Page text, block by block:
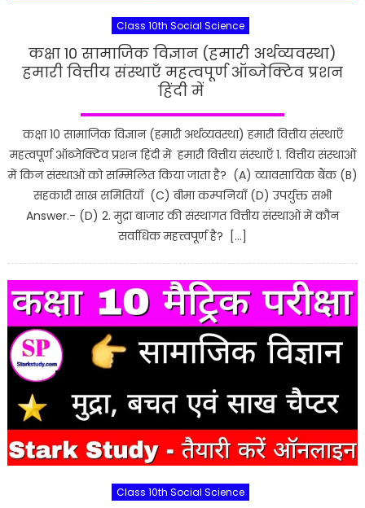
Class 10th Social Science
कक्षा 10 सामाजिक विज्ञान (हमारी अर्थव्यवस्था)
हमारी वित्तीय संस्थाएँ महत्वपूर्ण ऑब्जेक्टिव प्रशन
हिंदी में
कक्षा 10 सामाजिक विज्ञान (हमारी अर्थव्यवस्था) हमारी वित्तीय संस्थाएँ
महत्वपूर्ण ऑब्जेक्टिव प्रशन हिंदी में हमारी वित्तीय संस्थाएँ 1. वित्तीय संस्थाओं
में किन संस्थाओं को सम्मिलित किया जाता है? (A) व्यावसायिक बैंक (B)
सहकारी साख समितियाँ (C) बीमा कम्पनियाँ (D) उपर्युक्त सभी
Answer.- (D) 2. मुद्रा बाजार की संस्थागत वित्तीय संस्थाओं में कौन
सर्वाधिक महत्त्वपूर्ण है? […]
Class 10th Social Science